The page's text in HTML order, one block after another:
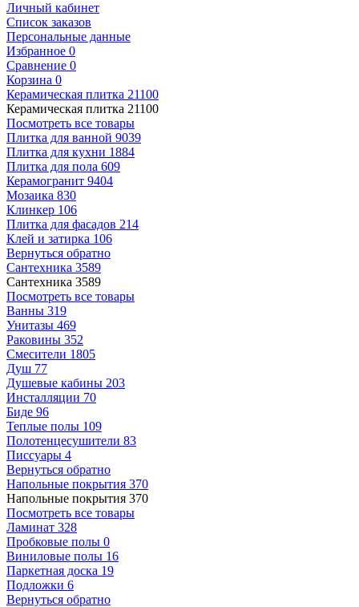
Личный кабинет
Список заказов
Персональные данные
Избранное 0
Сравнение 0
Корзина 0
Керамическая плитка 21100
Керамическая плитка 21100
Посмотреть все товары
Плитка для ванной 9039
Плитка для кухни 1884
Плитка для пола 609
Керамогранит 9404
Мозаика 830
Клинкер 106
Плитка для фасадов 214
Клей и затирка 106
Вернуться обратно
Сантехника 3589
Сантехника 3589
Посмотреть все товары
Ванны 319
Унитазы 469
Раковины 352
Смесители 1805
Душ 77
Душевые кабины 203
Инсталляции 70
Биде 96
Теплые полы 109
Полотенцесушители 83
Писсуары 4
Вернуться обратно
Напольные покрытия 370
Напольные покрытия 370
Посмотреть все товары
Ламинат 328
Пробковые полы 0
Виниловые полы 16
Паркетная доска 19
Подложки 6
Вернуться обратно